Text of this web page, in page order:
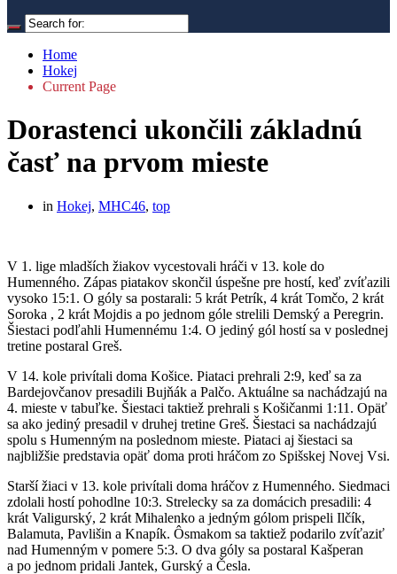
Home
Hokej
Current Page
Dorastenci ukončili základnú
časť na prvom mieste
in Hokej, MHC46, top
V 1. lige mladších žiakov vycestovali hráči v 13. kole do
Humenného. Zápas piatakov skončil úspešne pre hostí, keď zvíťazili
vysoko 15:1. O góly sa postarali: 5 krát Petrík, 4 krát Tomčo, 2 krát
Soroka , 2 krát Mojdis a po jednom góle strelili Demský a Peregrin.
Šiestaci podľahli Humennému 1:4. O jediný gól hostí sa v poslednej
tretine postaral Greš.
V 14. kole privítali doma Košice. Piataci prehrali 2:9, keď sa za
Bardejovčanov presadili Bujňák a Palčo. Aktuálne sa nachádzajú na
4. mieste v tabuľke. Šiestaci taktiež prehrali s Košičanmi 1:11. Opäť
sa ako jediný presadil v druhej tretine Greš. Šiestaci sa nachádzajú
spolu s Humenným na poslednom mieste. Piataci aj šiestaci sa
najbližšie predstavia opäť doma proti hráčom zo Spišskej Novej Vsi.
Starší žiaci v 13. kole privítali doma hráčov z Humenného. Siedmaci
zdolali hostí pohodlne 10:3. Strelecky sa za domácich presadili: 4
krát Valigurský, 2 krát Mihalenko a jedným gólom prispeli Ilčík,
Balamuta, Pavlišin a Knapík. Ôsmakom sa taktiež podarilo zvíťaziť
nad Humenným v pomere 5:3. O dva góly sa postaral Kašperan
a po jednom pridali Jantek, Gurský a Česla.